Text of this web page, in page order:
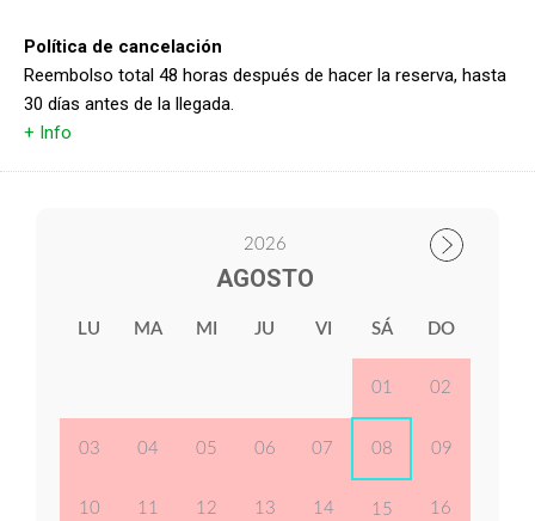
Política de cancelación
Reembolso total 48 horas después de hacer la reserva, hasta
30 días antes de la llegada.
+ Info
2026
AGOSTO
LU MA MI JU VI SÁ DO
01 02
03 04 05 06 07 08 09
10 11 12 13 14 15 16